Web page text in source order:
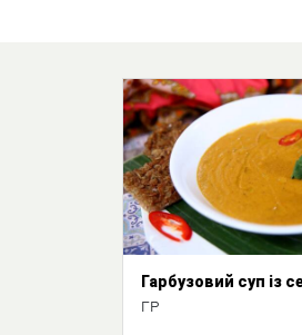
Гарбузовий суп із
ГР